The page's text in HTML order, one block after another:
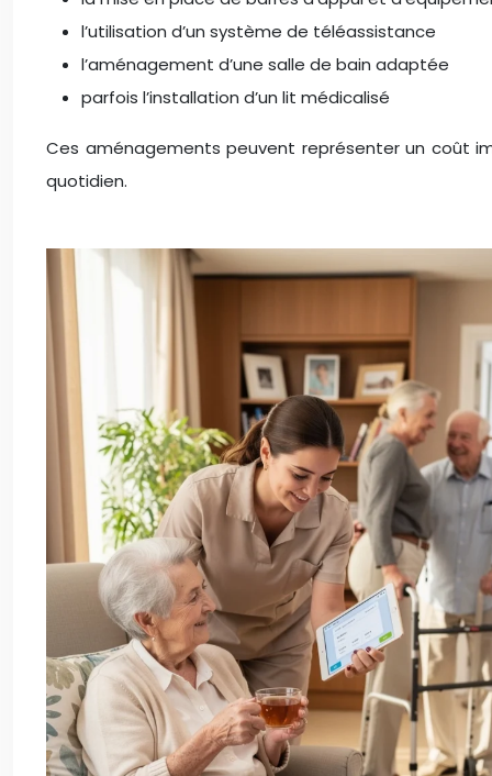
l’utilisation d’un système de téléassistance
l’aménagement d’une salle de bain adaptée
parfois l’installation d’un lit médicalisé
Ces aménagements peuvent représenter un coût
quotidien.